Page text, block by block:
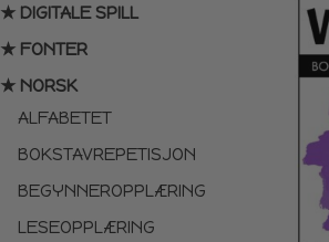
★ DIGITALE SPILL
★ FONTER
★ NORSK
ALFABETET
BOKSTAVREPETISJON
BEGYNNEROPPLÆRING
LESEOPPLÆRING